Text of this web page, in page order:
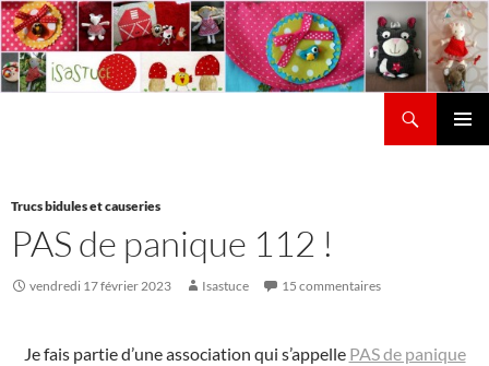
Aller
au
contenu
Trucs bidules et causeries
PAS de panique 112 !
vendredi 17 février 2023 Isastuce 15 commentaires
Je fais partie d’une association qui s’appelle PAS de panique